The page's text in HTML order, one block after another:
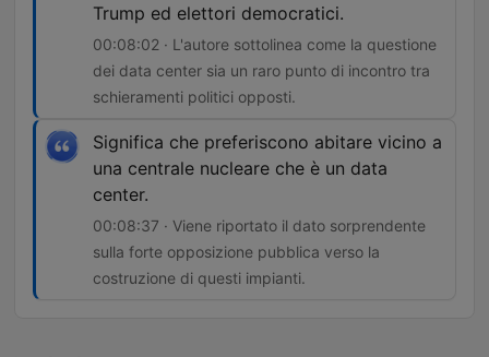
Trump ed elettori democratici.
00:08:02 · L'autore sottolinea come la questione
dei data center sia un raro punto di incontro tra
schieramenti politici opposti.
Significa che preferiscono abitare vicino a
una centrale nucleare che è un data
center.
00:08:37 · Viene riportato il dato sorprendente
sulla forte opposizione pubblica verso la
costruzione di questi impianti.